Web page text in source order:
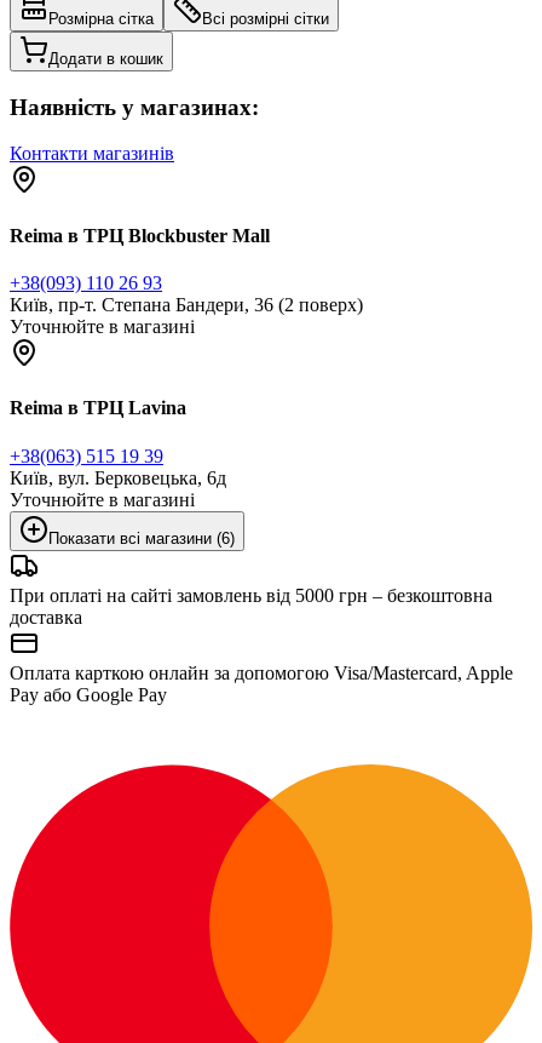
Розмірна сітка Всі розмірні сітки
Додати в кошик
Наявність у магазинах:
Контакти магазинів
Reima в ТРЦ Blockbuster Mall
+38(093) 110 26 93
Київ, пр-т. Степана Бандери, 36 (2 поверх)
Уточнюйте в магазині
Reima в ТРЦ Lavina
+38(063) 515 19 39
Київ, вул. Берковецька, 6д
Уточнюйте в магазині
Показати всі магазини (6)
При оплаті на сайті замовлень від 5000 грн – безкоштовна
доставка
Оплата карткою онлайн за допомогою Visa/Mastercard, Apple
Pay або Google Pay